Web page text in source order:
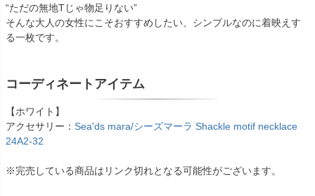
“ただの無地Tじゃ物足りない”
そんな大人の女性にこそおすすめしたい、シンプルなのに着映えす
る一枚です。
コーディネートアイテム
【ホワイト】
アクセサリー： Sea'ds mara/シーズマーラ Shackle motif necklace
24A2-32
※完売している商品はリンク切れとなる可能性がございます。